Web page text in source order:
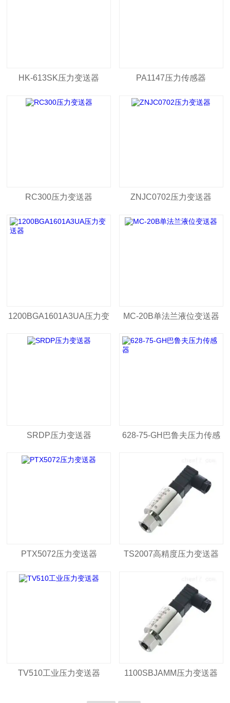
HK-613SK压力变送器 PA1147压力传感器
RC300压力变送器 ZNJC0702压力变送器
1200BGA1601A3UA压力变
送器
MC-20B单法兰液位变送器
SRDP压力变送器 628-75-GH巴鲁夫压力传感
PTX5072压力变送器 TS2007高精度压力变送器
TV510工业压力变送器 1100SBJAMM压力变送器